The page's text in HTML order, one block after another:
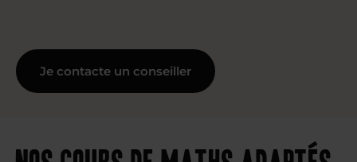
Je contacte un conseiller